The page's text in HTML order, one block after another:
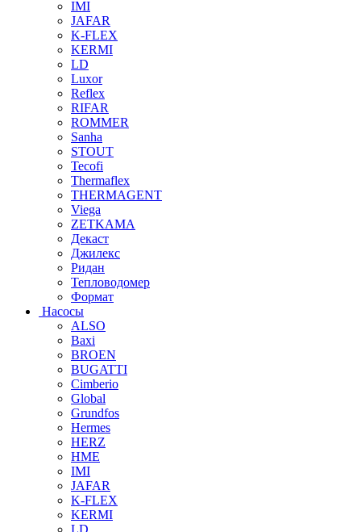
IMI
JAFAR
K-FLEX
KERMI
LD
Luxor
Reflex
RIFAR
ROMMER
Sanha
STOUT
Tecofi
Thermaflex
THERMAGENT
Viega
ZETKAMA
Декаст
Джилекс
Ридан
Тепловодомер
Формат
Насосы
ALSO
Baxi
BROEN
BUGATTI
Cimberio
Global
Grundfos
Hermes
HERZ
HME
IMI
JAFAR
K-FLEX
KERMI
LD